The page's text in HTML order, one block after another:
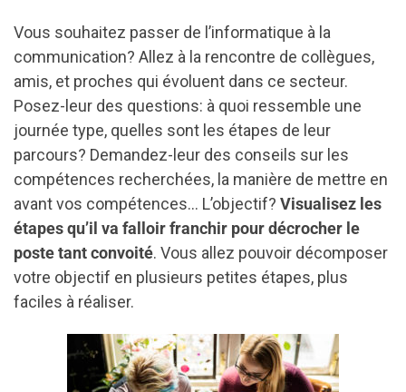
Vous souhaitez passer de l’informatique à la
communication? Allez à la rencontre de collègues,
amis, et proches qui évoluent dans ce secteur.
Posez-leur des questions: à quoi ressemble une
journée type, quelles sont les étapes de leur
parcours? Demandez-leur des conseils sur les
compétences recherchées, la manière de mettre en
avant vos compétences… L’objectif? Visualisez les
étapes qu’il va falloir franchir pour décrocher le
poste tant convoité. Vous allez pouvoir décomposer
votre objectif en plusieurs petites étapes, plus
faciles à réaliser.